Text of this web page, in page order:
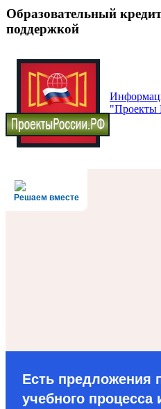
Образовательный
поддержкой
"Проекты
Решаем вместе
Есть предложения
учебного процесса